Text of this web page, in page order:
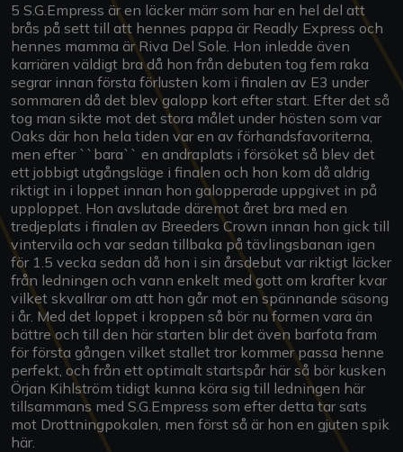
5 S.G.Empress är en läcker märr som har en hel del att
brås på sett till att hennes pappa är Readly Express och
hennes mamma är Riva Del Sole. Hon inledde även
karriären väldigt bra då hon från debuten tog fem raka
segrar innan första förlusten kom i finalen av E3 under
sommaren då det blev galopp kort efter start. Efter det så
tog man sikte mot det stora målet under hösten som var
Oaks där hon hela tiden var en av förhandsfavoriterna,
men efter ``bara`` en andraplats i försöket så blev det
ett jobbigt utgångsläge i finalen och hon kom då aldrig
riktigt in i loppet innan hon galopperade uppgivet in på
upploppet. Hon avslutade däremot året bra med en
tredjeplats i finalen av Breeders Crown innan hon gick till
vintervila och var sedan tillbaka på tävlingsbanan igen
för 1.5 vecka sedan då hon i sin årsdebut var riktigt läcker
från ledningen och vann enkelt med gott om krafter kvar
vilket skvallrar om att hon går mot en spännande säsong
i år. Med det loppet i kroppen så bör nu formen vara än
bättre och till den här starten blir det även barfota fram
för första gången vilket stallet tror kommer passa henne
perfekt, och från ett optimalt startspår här så bör kusken
Örjan Kihlström tidigt kunna köra sig till ledningen här
tillsammans med S.G.Empress som efter detta tar sats
mot Drottningpokalen, men först så är hon en gjuten spik
här.